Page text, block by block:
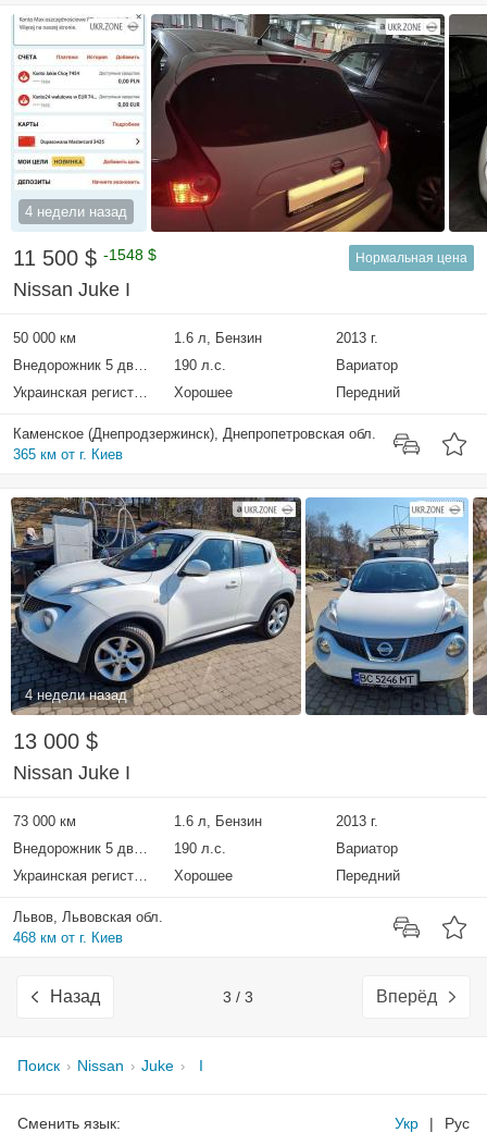
4 недели назад
11 500 $ -1548 $ Нормальная цена
Nissan Juke I
50 000 км 1.6 л, Бензин
2013 г.
Внедорожник 5 дверей
190 л.с.
Вариатор
Украинская регистрация
Хорошее Передний
Каменское (Днепродзержинск), Днепропетровская обл.
365 км от г. Киев
4 недели назад
13 000 $
Nissan Juke I
73 000 км 1.6 л, Бензин
2013 г.
Внедорожник 5 дверей
190 л.с.
Вариатор
Украинская регистрация
Хорошее Передний
Львов, Львовская обл.
468 км от г. Киев
Назад 3 / 3 Вперёд
Поиск Nissan Juke I
Сменить язык: Укр | Рус